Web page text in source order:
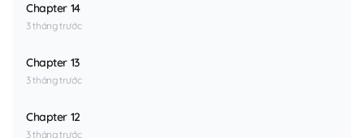
Chapter 14
3 tháng trước
Chapter 13
3 tháng trước
Chapter 12
3 tháng trước